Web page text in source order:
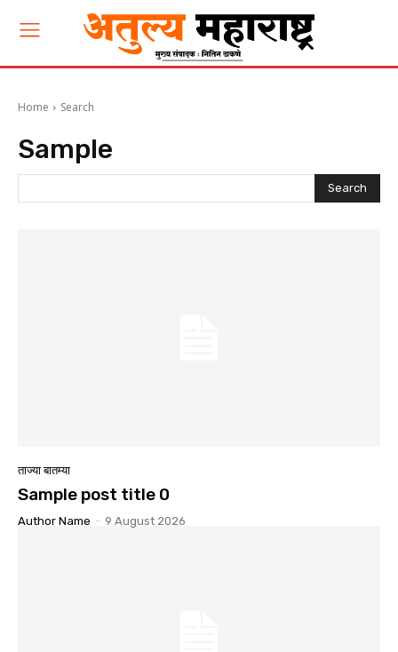
Home Search
Sample
Search
ताज्या बातम्या
Sample post title 0
Author Name - 9 August 2026